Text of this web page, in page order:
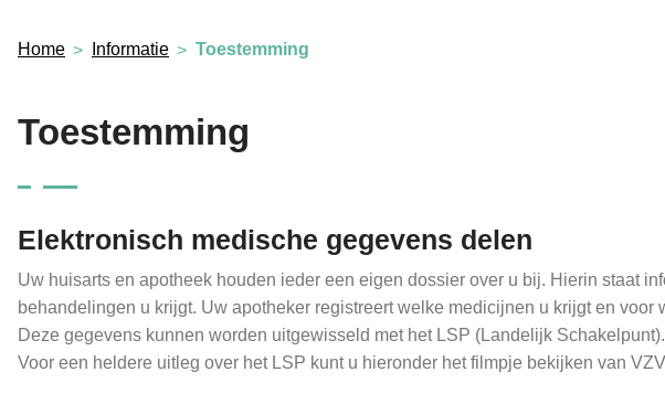
Home Informatie Toestemming
Toestemming
Elektronisch medische gegevens delen
Uw huisarts en apotheek houden ieder een eigen dossier over u bij. Hierin staat
behandelingen u krijgt. Uw apotheker registreert welke medicijnen u krijgt en voor
Deze gegevens kunnen worden uitgewisseld met het LSP (Landelijk Schakelpunt).
Voor een heldere uitleg over het LSP kunt u hieronder het filmpje bekijken van